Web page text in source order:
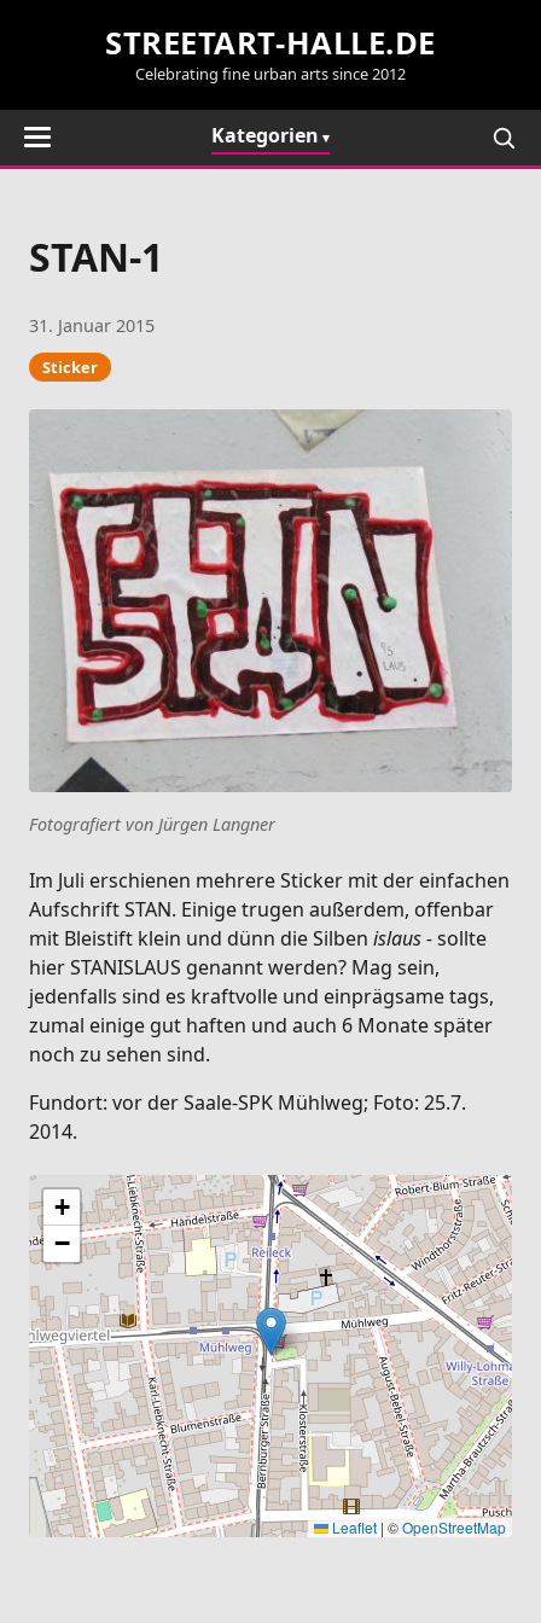
STREETART-HALLE.DE
Celebrating fine urban arts since 2012
Kategorien
STAN-1
31. Januar 2015
Sticker
Fotografiert von Jürgen Langner
Im Juli erschienen mehrere Sticker mit der einfachen
Aufschrift STAN. Einige trugen außerdem, offenbar
mit Bleistift klein und dünn die Silben islaus -sollte
hier STANISLAUS genannt werden? Mag sein,
jedenfalls sind es kraftvolle und einprägsame tags,
zumal einige gut haften und auch 6 Monate später
noch zu sehen sind.
Fundort: vor der Saale-SPK Mühlweg; Foto: 25.7.
2014.
+
−
Leaflet | ©OpenStreetMap